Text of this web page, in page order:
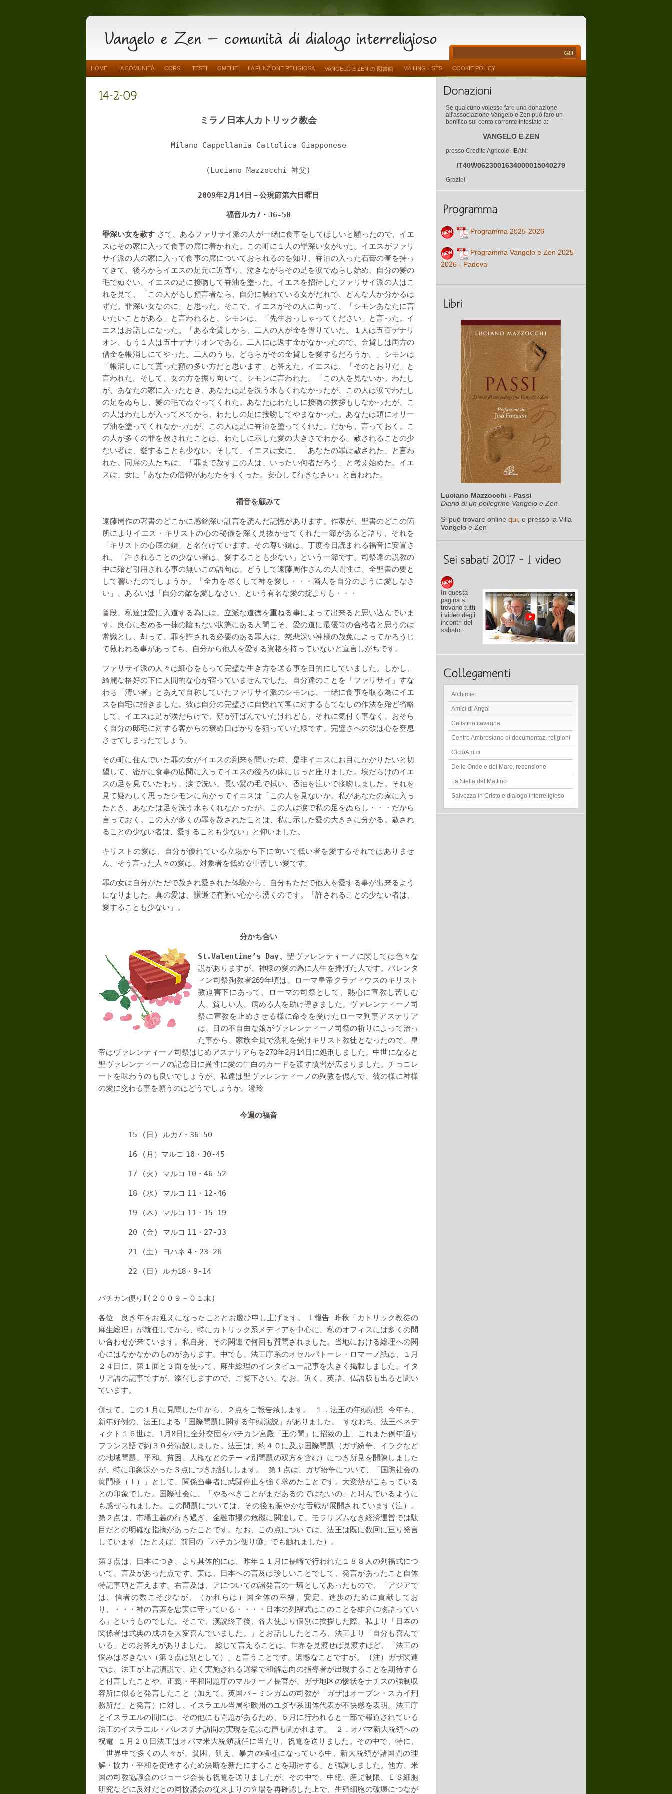
HOME LA COMUNITÀ CORSI TESTI OMELIE LA FUNZIONE RELIGIOSA VANGELO E ZEN の 図書館 MAILING LISTS COOKIE POLICY
ミラノ日本人カトリック教会
Milano Cappellania Cattolica Giapponese
(Luciano Mazzocchi 神父)
2009年2 月 14日－公現節第六日曜日
福音ルカ7 ・ 36-50
罪深い女を赦す さて、あるファリサイ派の人が一緒に食事をしてほしいと願ったので、イエ
スはその家に入って食事の席に着かれた。この町に１人の罪深い女がいた。イエスがファリ
サイ派の人の家に入って食事の席についておられるのを知り、香油の入った石膏の壷を持っ
てきて、後ろからイエスの足元に近寄り、泣きながらその足を涙でぬらし始め、自分の髪の
毛でぬぐい、イエスの足に接吻して香油を塗った。イエスを招待したファリサイ派の人はこ
れを見て、「この人がもし預言者なら、自分に触れている女がだれで、どんな人か分かるは
ずだ。罪深い女なのに」と思った。そこで、イエスがその人に向って、「シモンあなたに言
いたいことがある」と言われると、シモンは、「先生おっしゃってください」と言った。イ
エスはお話しになった。「ある金貸しから、二人の人が金を借りていた。１人は五百デナリ
オン、もう１人は五十デナリオンである。二人には返す金がなかったので、金貸しは両方の
借金を帳消しにてやった。二人のうち、どちらがその金貸しを愛するだろうか。」シモンは
「帳消しにして貰った額の多い方だと思います」と答えた。イエスは、「そのとおりだ」と
言われた。そして、女の方を振り向いて、シモンに言われた。「この人を見ないか。わたし
が、あなたの家に入ったとき、あなたは足を洗う水もくれなかったが、この人は涙でわたし
の足をぬらし、髪の毛でぬぐってくれた。あなたはわたしに接吻の挨拶もしなかったが、こ
の人はわたしが入って来てから、わたしの足に接吻してやまなかった。あなたは頭にオリー
ブ油を塗ってくれなかったが、この人は足に香油を塗ってくれた。だから、言っておく。こ
の人が多くの罪を赦されたことは、わたしに示した愛の大きさでわかる。赦されることの少
ない者は、愛することも少ない。そして、イエスは女に、「あなたの罪は赦された」と言わ
れた。同席の人たちは、「罪まで赦すこの人は、いったい何者だろう」と考え始めた。イエ
スは、女に「あなたの信仰があなたをすくった。安心して行きなさい」と言われた。
福音を顧みて
遠藤周作の著書のどこかに感銘深い証言を読んだ記憶があります。作家が、聖書のどこの箇
所によりイエス・キリストの心の秘儀を深く見抜かせてくれた一節があると語り、それを
「キリストの心底の鍵」と名付けています。その尊い鍵は、丁度今日読まれる福音に安置さ
れ、「許されることの少ない者は、愛することも少ない」という一節です。司祭達の説教の
中に殆ど引用される事の無いこの語句は、どうして遠藤周作さんの人間性に、全聖書の要と
して響いたのでしょうか。「全力を尽くして神を愛し・・・隣人を自分のように愛しなさ
い」、あるいは「自分の敵を愛しなさい」という有名な愛の掟よりも・・・
普段、私達は愛に入道する為には、立派な道徳を重ねる事によって出来ると思い込んでいま
す。良心に咎める一抹の陰もない状態にある人間こそ、愛の道に最優等の合格者と思うのは
常識とし、却って、罪を許される必要のある罪人は、慈悲深い神様の赦免によってかろうじ
て救われる事があっても、自分から他人を愛する資格を持っていないと宣言しがちです。
ファリサイ派の人々は細心をもって完璧な生き方を送る事を目的にしていました。しかし、
綺麗な格好の下に人間的な心が宿っていませんでした。自分達のことを「ファリサイ」すな
わち「清い者」とあえて自称していたファリサイ派のシモンは、一緒に食事を取る為にイエ
スを自宅に招きました。彼は自分の完璧さに自惚れて客に対するもてなしの作法を殆ど省略
して、イエスは足が埃だらけで、顔が汗ばんでいたけれども、それに気付く事なく、おそら
く自分の邸宅に対する客からの褒め口ばかりを狙っていた様です。完璧さへの欲は心を窒息
させてしまったでしょう。
その町に住んでいた罪の女がイエスの到来を聞いた時、是非イエスにお目にかかりたいと切
望して、密かに食事の広間に入ってイエスの後ろの床にじっと座りました。埃だらけのイエ
スの足を見ていたわり、涙で洗い、長い髪の毛で拭い、香油を注いで接吻しました。それを
見て疑わしく思ったシモンに向かってイエスは「この人を見ないか。私があなたの家に入っ
たとき、あなたは足を洗う水もくれなかったが、この人は涙で私の足をぬらし・・・だから
言っておく。この人が多くの罪を赦されたことは、私に示した愛の大きさに分かる。赦され
ることの少ない者は、愛することも少ない」と仰いました。
キリストの愛は、自分が優れている立場から下に向いて低い者を愛するそれではありませ
ん。そう言った人々の愛は、対象者を低める重苦しい愛です。
罪の女は自分がただで赦され愛された体験から、自分もただで他人を愛する事が出来るよう
になりました。真の愛は、謙遜で有難い心から湧くのです。「許されることの少ない者は、
愛することも少ない」。
分かち合い
St.Valentine’s Day、聖ヴァレンティーノに関しては色々な
説がありますが、神様の愛の為に人生を捧げた人です。バレンタ
ィン司祭殉教者269年頃は、ローマ皇帝クラディウスのキリスト
教迫害下にあって、ローマの司祭として、熱心に宣教し苦しむ
人、貧しい人、病める人を助け導きました。ヴァレンティーノ司
祭に宣教を止めさせる様に命令を受けたローマ判事アステリア
は、目の不自由な娘がヴァレンティーノ司祭の祈りによって治っ
た事から、家族全員で洗礼を受けキリスト教徒となったので、皇
帝はヴァレンティーノ司祭はじめアステリアらを270年2月 14 日に処刑しました。中世になると
聖ヴァレンティーノの記念日に異性に愛の告白のカードを渡す慣習が広まりました。チョコレ
ートを味わうのも良いでしょうが、私達は聖ヴァレンティーノの殉教を偲んで、彼の様に神様
の愛に交わる事を願うのはどうでしょうか。澄玲
今週の福音
15 ( 日 ) ルカ7 ・ 36-50
16 ( 月）マルコ 10 ・ 30-45
17 (火 ) マルコ 10 ・ 46-52
18 (水) マルコ 11 ・ 12-46
19 (木) マルコ 11 ・ 15-19
20 (金) マルコ 11 ・ 27-33
21 (土) ヨハネ 4 ・ 23-26
22 ( 日 ) ルカ18 ・ 9-14
バチカン便りⅡ ( ２００９－０１末)
各位 良き年をお迎えになったこととお慶び申し上げます。 報告
昨秋「カトリック教徒の
麻生総理」が就任してから、特にカトリック系メディアを中心に、私のオフィスには多くの問
い合わせが来ています。私自身、その関連で何回も質問されました。当地における総理への関
心にはなかなかのものがあります。中でも、法王庁系のオセルバトーレ・ロマーノ紙は、１月
２４日に、第１面と３面を使って、麻生総理のインタビュー記事を大きく掲載しました。イタ
リア語の記事ですが、添付しますので、ご覧下さい。なお、近く、英語、仏語版も出ると聞い
ています。
併せて、この１月に見聞した中から、２点をご報告致します。 １．法王の年頭演説
今年も、
新年好例の、法王による「国際問題に関する年頭演説」がありました。
すなわち、法王ベネデ
ィクト１６世は、 1 月 8 日に全外交団をバチカン宮殿「王の間」に招致の上、これまた例年通り
フランス語で約３０分演説しました。法王は、約４０に及ぶ国際問題（ガザ紛争、イラクなど
の地域問題、平和、貧困、人権などのテーマ別問題の双方を含む）につき所見を開陳しました
が、特に印象深かった３点につきお話しします。
第１点は、ガザ紛争について、「国際社会の
黄門様（！）」として、関係当事者に武闘停止を強く求めたことです。大変熱がこもっている
との印象でした。国際社会に、「やるべきことがまだあるのではないの」と叫んでいるように
も感ぜられました。この問題については、その後も賑やかな舌戦が展開されています (注）。
第２点は、市場主義の行き過ぎ、金融市場の危機に関連して、モラリズムなき経済運営では駄
目だとの明確な指摘があったことです。なお、この点については、法王は既に数回に亘り発言
しています（たとえば、前回の「バチカン便り⑩」でも触れました）。
第３点は、日本につき、より具体的には、昨年１１月に長崎で行われた１８８人の列福式につ
いて、言及があった点です。実は、日本への言及は珍しいことでして、発言があったこと自体
特記事項と言えます。右言及は、アについての諸発言の一環としてあったもので、「アジアで
は、信者の数こそ少なが、（かれらは）国全体の幸福、安定、進歩のために貢献してお
り、・・・神の言葉を忠実に守っている・・・・日本の列福式はこのことを雄弁に物語ってい
る」というものでした。そこで、演説終了後、各大使より個別に挨拶した際、私より「日本の
関係者は式典の成功を大変喜んでいました。」とお話ししたところ、法王より「自分も喜んで
いる」とのお答えがありました。
総じて言えることは、世界を見渡せば見渡すほど、「法王の
悩みは尽きない（第３点は別として）」と言うことです。遺憾なことですが。
(注）ガザ関連
では、法王が上記演説で、近く実施される選挙で和解志向の指導者が出現することを期待する
と付言したことや、正義・平和問題庁のマルチーノ長官が、ガザ地区の惨状をナチスの強制収
容所に似ると発言したこと（加えて、英国バ－ミンガムの司教が「ガザはオープン・スカイ刑
務所だ」と発言）に対し、イスラエル当局や欧州のユダヤ系団体代表が不快感を表明。法王庁
とイスラエルの間には、その他にも問題があるため、５月に行われると一部で報道されている
法王のイスラエル・パレスチナ訪問の実現を危ぶむ声も聞かれます。
２．オバマ新大統領への
祝電
１月２０日法王はオバマ米大統領就任に当たり、祝電を送りました。その中で、特に、
「世界中で多くの人々が、貧困、飢え、暴力の犠牲になっている中、新大統領が諸国間の理
解・協力・平和を促進するため決断を新たにすることを期待する」と強調しました。他方、米
国の司教協議会のジョージ会長も祝電を送りましたが、その中で、中絶、産児制限、ＥＳ細胞
研究などに反対だとの同協議会の従来よりの立場を再確認した上で、生殖細胞の破壊につなが
Se qualcuno volesse fare una donazione
all'associazione Vangelo e Zen può fare un
bonifico sul conto corrente intestato a:
VANGELO E ZEN
presso Credito Agricole, IBAN:
IT40W0623001634000015040279
Grazie!
Programma 2025-2026
Programma Vangelo e Zen 2025-
2026 - Padova
Luciano Mazzocchi - Passi
Diario di un pellegrino Vangelo e Zen
Si può trovare online qui , o presso la Villa
Vangelo e Zen
In questa
pagina si
trovano tutti
i video degli
incontri del
sabato.
Alchimie
Amici di Angal
Celistino cavagna.
Centro Ambrosiano di documentaz. religioni
CicloAmici
Delle Onde e del Mare, recensione
La Stella del Mattino
Salvezza in Cristo e dialogo interreligioso